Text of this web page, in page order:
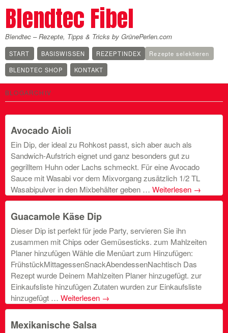
Blendtec Fibel
Blendtec – Rezepte, Tipps & Tricks by GrünePerlen.com
START BASISWISSEN REZEPTINDEX
Rezepte selektieren
BLENDTEC SHOP
KONTAKT
BLOGARCHIV
Avocado Aioli
Ein Dip, der ideal zu Rohkost passt, sich aber auch als
Sandwich-Aufstrich eignet und ganz besonders gut zu
gegrilltem Huhn oder Lachs schmeckt. Für eine Avocado
Sauce mit Wasabi vor dem Mixvorgang zusätzlich 1/2 TL
Wasabipulver in den Mixbehälter geben … Weiterlesen →
Guacamole Käse Dip
Dieser Dip ist perfekt für jede Party, servieren Sie ihn
zusammen mit Chips oder Gemüsesticks. zum Mahlzeiten
Planer hinzufügen Wähle die Menüart zum Hinzufügen:
FrühstückMittagessenSnackAbendessenNachtisch Das
Rezept wurde Deinem Mahlzeiten Planer hinzugefügt. zur
Einkaufsliste hinzufügen Zutaten wurden zur Einkaufsliste
hinzugefügt … Weiterlesen →
Mexikanische Salsa